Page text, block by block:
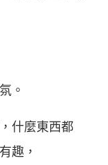
。
什麼東西都
趣，